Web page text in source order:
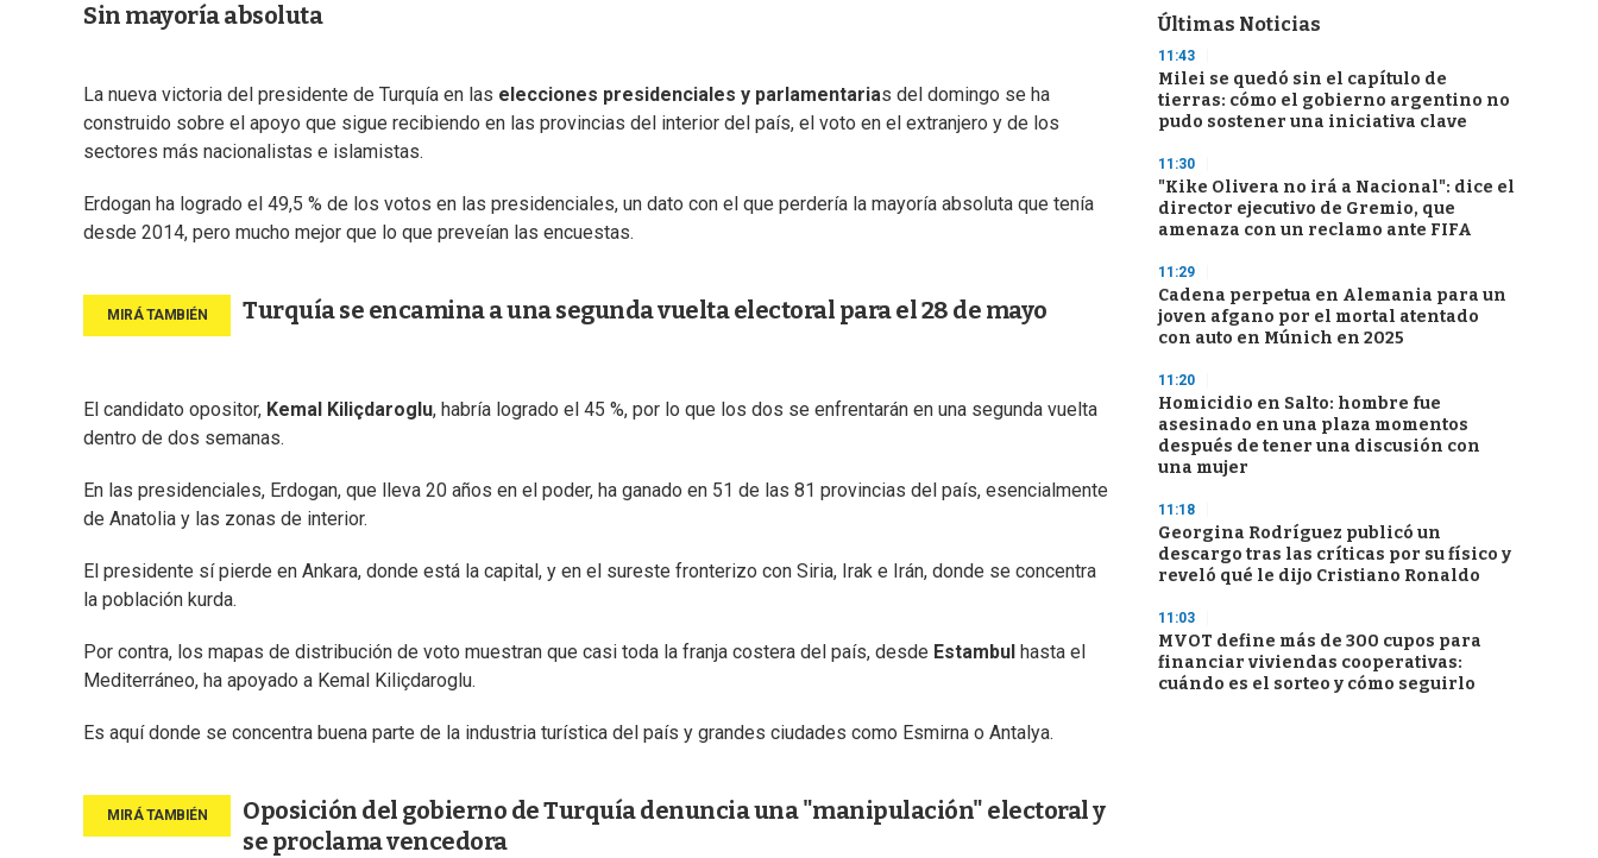
Sin mayoría absoluta
La nueva victoria del presidente de Turquía en las elecciones presidenciales y parlamentarias del domingo se ha
construido sobre el apoyo que sigue recibiendo en las provincias del interior del país, el voto en el extranjero y de los
sectores más nacionalistas e islamistas.
Erdogan ha logrado el 49,5 % de los votos en las presidenciales, un dato con el que perdería la mayoría absoluta que tenía
desde 2014, pero mucho mejor que lo que preveían las encuestas.
Turquía se encamina a una segunda vuelta electoral para el 28 de mayo
El candidato opositor, Kemal Kiliçdaroglu, habría logrado el 45 %, por lo que los dos se enfrentarán en una segunda vuelta
dentro de dos semanas.
En las presidenciales, Erdogan, que lleva 20 años en el poder, ha ganado en 51 de las 81 provincias del país, esencialmente
de Anatolia y las zonas de interior.
El presidente sí pierde en Ankara, donde está la capital, y en el sureste fronterizo con Siria, Irak e Irán, donde se concentra
la población kurda.
Por contra, los mapas de distribución de voto muestran que casi toda la franja costera del país, desde Estambul hasta el
Mediterráneo, ha apoyado a Kemal Kiliçdaroglu.
Es aquí donde se concentra buena parte de la industria turística del país y grandes ciudades como Esmirna o Antalya.
Oposición del gobierno de Turquía denuncia una "manipulación" electoral y
se proclama vencedora
Últimas Noticias
11:43
Milei se quedó sin el capítulo de
tierras: cómo el gobierno argentino no
pudo sostener una iniciativa clave
11:30
"Kike Olivera no irá a Nacional": dice el
director ejecutivo de Gremio, que
amenaza con un reclamo ante FIFA
11:29
Cadena perpetua en Alemania para un
joven afgano por el mortal atentado
con auto en Múnich en 2025
11:20
Homicidio en Salto: hombre fue
asesinado en una plaza momentos
después de tener una discusión con
una mujer
11:18
Georgina Rodríguez publicó un
descargo tras las críticas por su físico y
reveló qué le dijo Cristiano Ronaldo
11:03
MVOT define más de 300 cupos para
financiar viviendas cooperativas:
cuándo es el sorteo y cómo seguirlo